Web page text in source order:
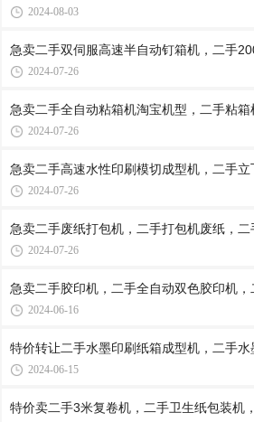
2024-08-03
急卖二手双伺服高速半自动钉箱机，二手
2024-07-26
急卖二手全自动粘箱机淘宝机型，二手粘
2024-07-26
急卖二手高速水性印刷模切成型机，二手
2024-07-26
急卖二手废纸打包机，二手打包机废纸，
2024-07-26
急卖二手胶印机，二手全自动双色胶印机，
2024-06-16
特价转让二手水墨印刷纸箱成型机，二手
2024-06-15
特价卖二手3米复卷机，二手卫生纸包装机